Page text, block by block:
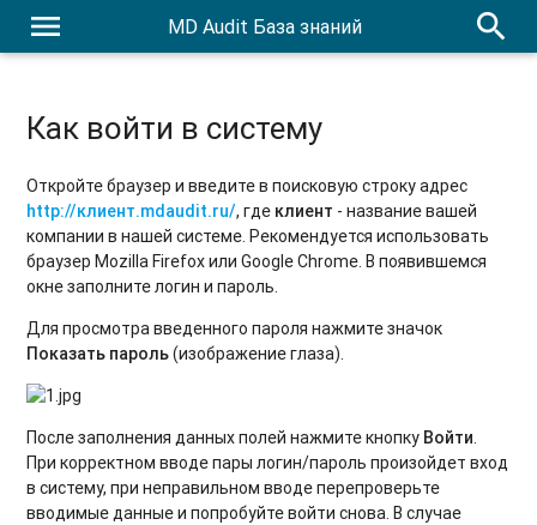
menu MD Audit База знаний search
Как войти в систему
Откройте браузер и введите в поисковую строку адрес
http://клиент.mdaudit.ru/, где клиент - название вашей
компании в нашей системе. Рекомендуется использовать
браузер Mozilla Firefox или Google Chrome. В появившемся
окне заполните логин и пароль.
Для просмотра введенного пароля нажмите значок
Показать пароль(изображение глаза).
После заполнения данных полей нажмите кнопку Войти.
При корректном вводе пары логин/пароль произойдет вход
в систему, при неправильном вводе перепроверьте
вводимые данные и попробуйте войти снова. В случае